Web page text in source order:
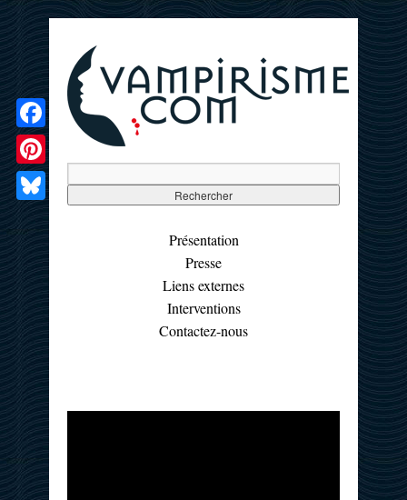
Présentation
Presse
Liens externes
Interventions
Contactez-nous
Facebook
Pinterest
Bluesky